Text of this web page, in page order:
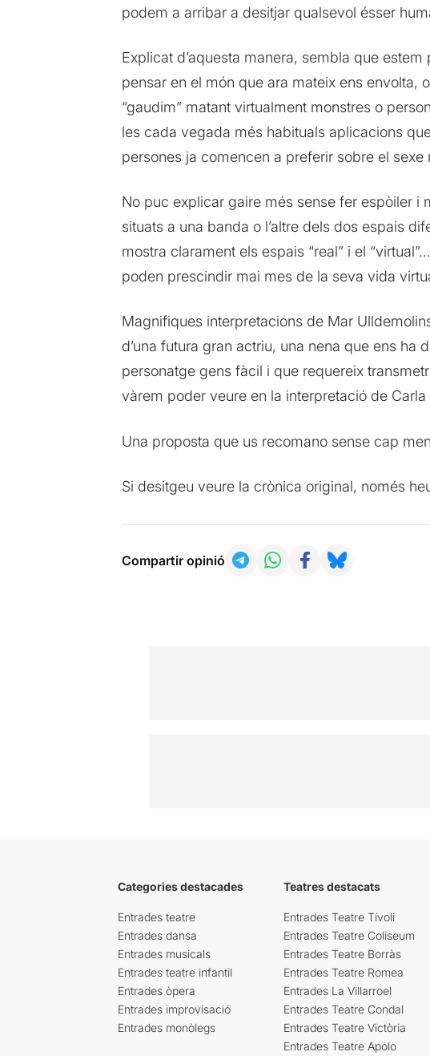
podem a arribar a desitjar qualsevol ésser
Explicat d’aquesta manera, sembla que
pensar en el món que ara mateix ens envolta,
“gaudim” matant virtualment monstres o
les cada vegada més habituals aplicacions
persones ja comencen a preferir sobre el sexe
No puc explicar gaire més sense fer espòiler i
situats a una banda o l’altre dels dos espais
mostra clarament els espais “real” i el
poden prescindir mai mes de la seva vida
Magnifiques interpretacions de Mar
d’una futura gran actriu, una nena que ens ha
personatge gens fàcil i que requereix
vàrem poder veure en la interpretació de
Una proposta que us recomano sense cap
Si desitgeu veure la crònica original, només
Compartir opinió
Categories destacades
Entrades teatre
Entrades dansa
Entrades musicals
Entrades teatre infantil
Entrades òpera
Entrades improvisació
Entrades monòlegs
Teatres destacats
Entrades Teatre Tívoli
Entrades Teatre Coliseum
Entrades Teatre Borràs
Entrades Teatre Romea
Entrades La Villarroel
Entrades Teatre Condal
Entrades Teatre Victòria
Entrades Teatre Apolo